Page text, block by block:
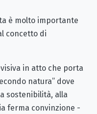
è molto importante
concetto di
in atto che porta
natura” dove
sostenibilità, alla
ferma convinzione -